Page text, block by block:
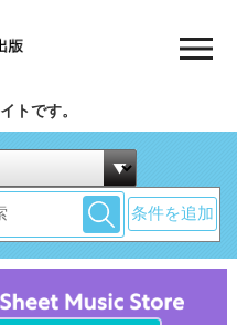
トです。
条件を追加